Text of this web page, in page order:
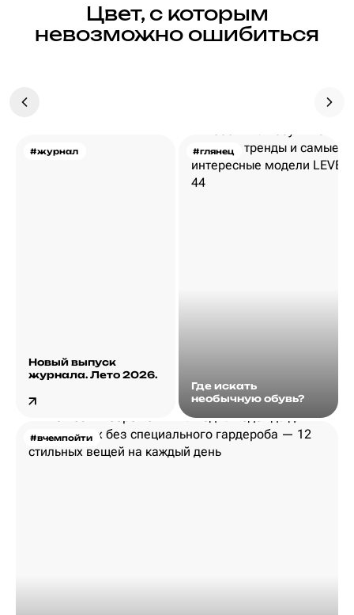
Цвет, с которым
невозможно ошибиться
#журнал
Новый выпуск
журнала. Лето 2026.
#глянец
Где искать
необычную обувь?
#вчемпойти